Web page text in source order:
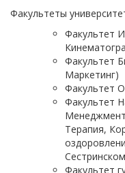
Факультеты
Факультет
Факультет
Маркетинг)
Факультет
Факультет
Менеджмент
Терапия,
Факультет